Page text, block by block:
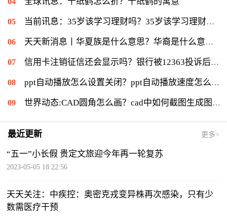
当前讯息：35岁该学习理财吗？35岁该学习理财会不会太迟？
天天新消息丨华夏族是什么意思？华裔是什么意思：华侨在侨居国生下的子女
信用卡注销征信还会显示吗？银行被12363投诉后果是什么？|环球通讯
ppt自动播放怎么设置关闭？ppt自动播放速度怎么调慢？ 世界报资讯
世界动态:CAD圆角怎么画？cad中如何截图生成图片？
最近更新 更多>
“五一”小长假 贵定文旅迎今年再一轮复苏
2023-05-05 18:22:56
天天关注：中疾控：奥密克戎变异株再次感染，只有少
数需医疗干预